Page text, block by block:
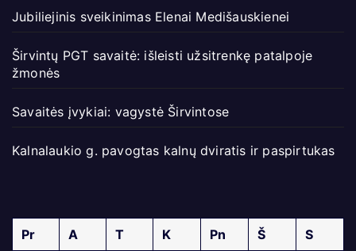
Jubiliejinis sveikinimas Elenai Medišauskienei
Širvintų PGT savaitė: išleisti užsitrenkę patalpoje
žmonės
Savaitės įvykiai: vagystė Širvintose
Kalnalaukio g. pavogtas kalnų dviratis ir paspirtukas
Pr A T K Pn Š S